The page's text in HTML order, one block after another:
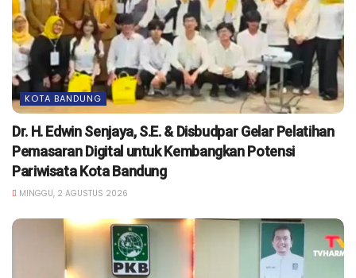
KOTA BANDUNG
Dr. H. Edwin Senjaya, S.E. & Disbudpar Gelar Pelatihan
Pemasaran Digital untuk Kembangkan Potensi
Pariwisata Kota Bandung
MINGGU, 2 AGUSTUS 2026